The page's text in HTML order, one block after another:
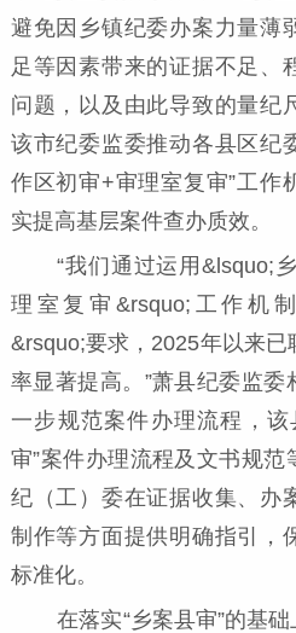
避免因乡镇纪委办案力量薄
足等因素带来的证据不足、
问题，以及由此导致的量纪
该市纪委监委推动各县区纪
作区初审+审理室复审”工作
实提高基层案件查办质效。
“我们通过运用&lsquo;
理室复审&rsquo;工作机
&rsquo;要求，2025年以来
率显著提高。”萧县纪委监
一步规范案件办理流程，
审”案件办理流程及文书规范
纪（工）委在证据收集、办
制作等方面提供明确指引，
标准化。
在落实“乡案县审”的基